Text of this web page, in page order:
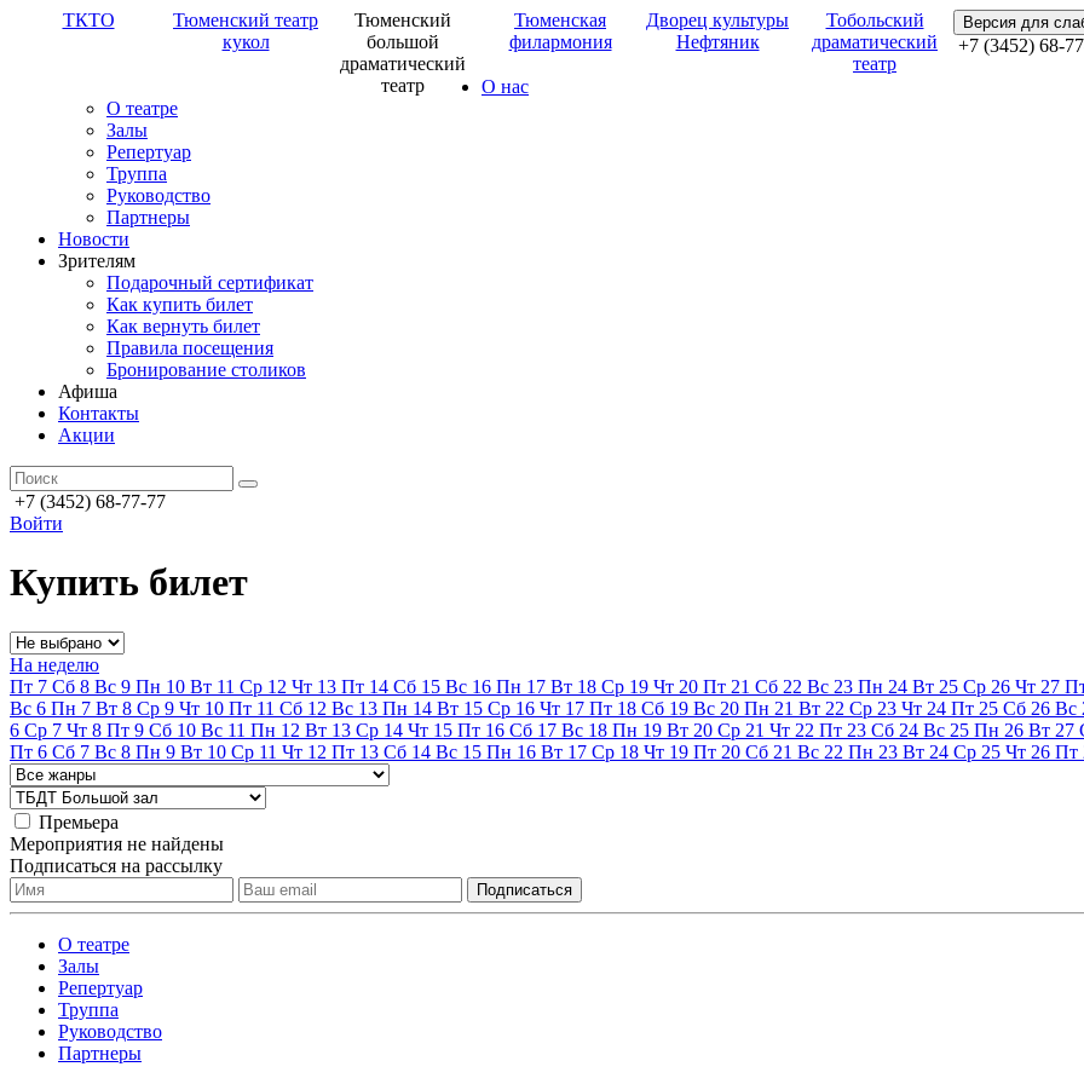
ТКТО
Тюменский театр
кукол
Тюменский
большой
драматический
театр
Тюменская
филармония
Дворец культуры
Нефтяник
Тобольский
драматический
театр
Версия для
+7 (3452) 68-
О нас
О театре
Залы
Репертуар
Труппа
Руководство
Партнеры
Новости
Зрителям
Подарочный сертификат
Как купить билет
Как вернуть билет
Правила посещения
Бронирование столиков
Афиша
Контакты
Акции
+7 (3452) 68-77-77
Войти
Купить билет
На неделю
Пт 7 Сб 8 Вс 9 Пн 10 Вт 11 Ср 12 Чт 13 Пт 14 Сб 15 Вс 16 Пн 17 Вт 18 Ср 19 Чт 20 Пт 21 Сб 22 Вс 23 Пн 24 Вт 25 Ср 26 Чт 27
Вс 6 Пн 7 Вт 8 Ср 9 Чт 10 Пт 11 Сб 12 Вс 13 Пн 14 Вт 15 Ср 16 Чт 17 Пт 18 Сб 19 Вс 20 Пн 21 Вт 22 Ср 23 Чт 24 Пт 25 Сб 26 Вс
6 Ср 7 Чт 8 Пт 9 Сб 10 Вс 11 Пн 12 Вт 13 Ср 14 Чт 15 Пт 16 Сб 17 Вс 18 Пн 19 Вт 20 Ср 21 Чт 22 Пт 23 Сб 24 Вс 25 Пн 26 Вт 27
Пт 6 Сб 7 Вс 8 Пн 9 Вт 10 Ср 11 Чт 12 Пт 13 Сб 14 Вс 15 Пн 16 Вт 17 Ср 18 Чт 19 Пт 20 Сб 21 Вс 22 Пн 23 Вт 24 Ср 25 Чт 26 Пт
Премьера
Мероприятия не найдены
Подписаться на рассылку
О театре
Залы
Репертуар
Труппа
Руководство
Партнеры